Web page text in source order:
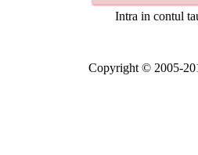
Intra in contul
Copyright © 2005-